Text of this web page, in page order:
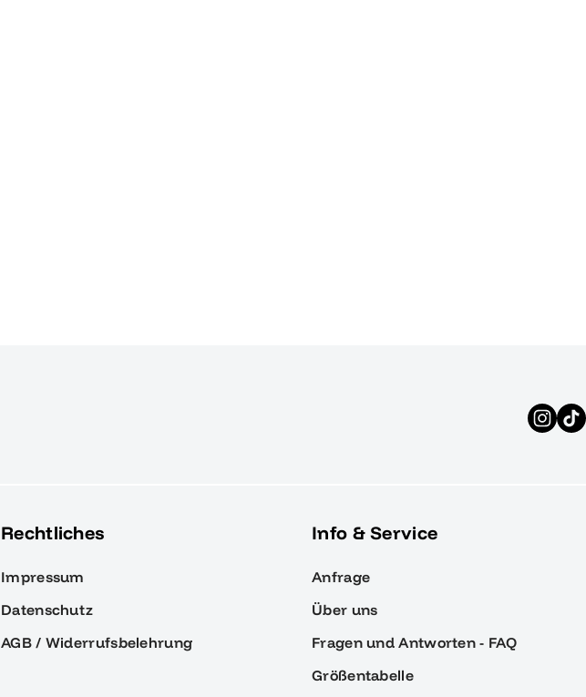
Rechtliches
Impressum
Datenschutz
AGB / Widerrufsbelehrung
Info & Service
Anfrage
Über uns
Fragen und Antworten - FAQ
Größentabelle